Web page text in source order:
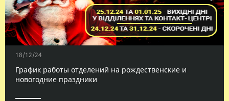
18/12/24
График работы отделений на рождественские и
новогодние праздники